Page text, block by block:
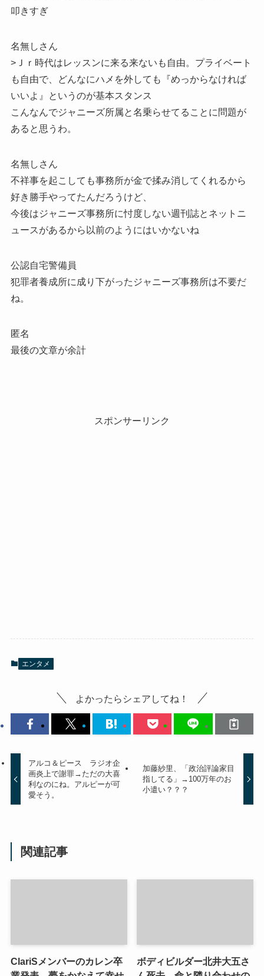
叩きすぎ
名無しさん
>Ｊｒ時代はレッスンに来る来ないも自由。プライベート
も自由で、どんなにハメを外しても『めっからなければ
いいよ』というのが基本スタンス
こんなんでジャニーズ所属と名乗らせてることに問題が
あると思うわ。
名無しさん
不祥事を起こしても事務所が金で揉み消してくれるから
好き勝手やってたんだろうけど、
今後はジャニーズ事務所に忖度しない週刊誌とネットニ
ュースがあるから以前のようにはいかないね
公認自宅警備員
犯罪者養成所に成り下がったジャニーズ事務所は不要だ
ね。
匿名
最後の文章が余計
スポンサーリンク
エンタメ
よかったらシェアしてね！
アルコ＆ピース ラジオ企
画炎上で謝罪→ただの大喜
利なのにね。アルピーが可
愛そう。
加藤紗里、「政治評論家目
指してる」→100万年のお
小遣い？？？
関連記事
ClariSメンバーのカレン卒
ボディビルダー北井大五さ